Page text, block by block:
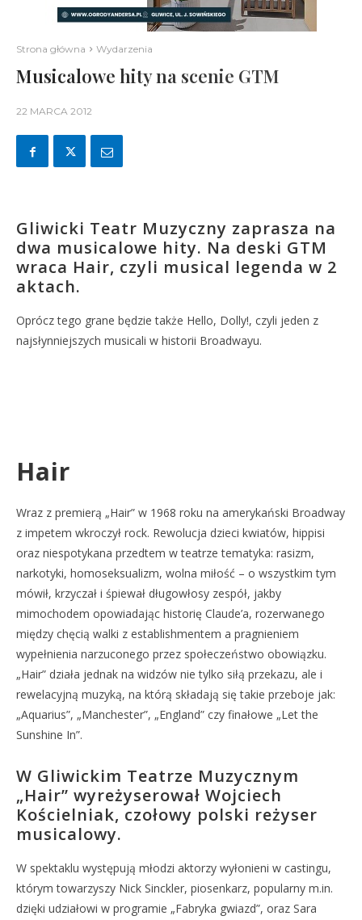
Strona główna Wydarzenia
Musicalowe hity na scenie GTM
22 MARCA 2012
Gliwicki Teatr Muzyczny zaprasza na
dwa musicalowe hity. Na deski GTM
wraca Hair, czyli musical legenda w 2
aktach.
Oprócz tego grane będzie także Hello, Dolly!, czyli jeden z
najsłynniejszych musicali w historii Broadwayu.
Hair
Wraz z premierą „Hair” w 1968 roku na amerykański Broadway
z impetem wkroczył rock. Rewolucja dzieci kwiatów, hippisi
oraz niespotykana przedtem w teatrze tematyka: rasizm,
narkotyki, homoseksualizm, wolna miłość – o wszystkim tym
mówił, krzyczał i śpiewał długowłosy zespół, jakby
mimochodem opowiadając historię Claude’a, rozerwanego
między chęcią walki z establishmentem a pragnieniem
wypełnienia narzuconego przez społeczeństwo obowiązku.
„Hair” działa jednak na widzów nie tylko siłą przekazu, ale i
rewelacyjną muzyką, na którą składają się takie przeboje jak:
„Aquarius”, „Manchester”, „England” czy finałowe „Let the
Sunshine In”.
W Gliwickim Teatrze Muzycznym
„Hair” wyreżyserował Wojciech
Kościelniak, czołowy polski reżyser
musicalowy.
W spektaklu występują młodzi aktorzy wyłonieni w castingu,
którym towarzyszy Nick Sinckler, piosenkarz, popularny m.in.
dzięki udziałowi w programie „Fabryka gwiazd”, oraz Sara